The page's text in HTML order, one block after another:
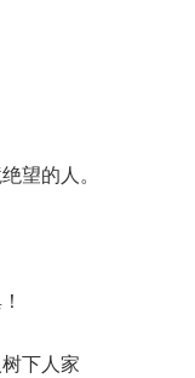
望的人。
下人家